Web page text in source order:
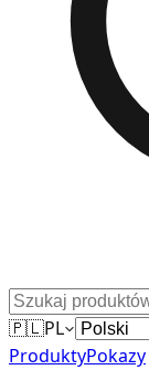
🇵🇱PL
ProduktyPokazy